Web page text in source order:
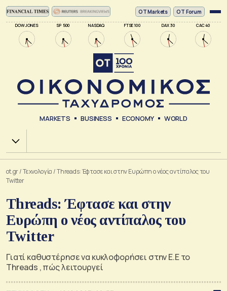
DOW JONES SP 500 NASDAQ FTSE 100 DAX 30 CAC 40
ΟΤ Markets OT Forum
MARKETS BUSINESS ECONOMY WORLD
Χ.Α.
ot.gr/Τεχνολογία /Threads: Έφτασε και στην Ευρώπη ο νέος αντίπαλος του
Twitter
Threads: Έφτασε και στην
Ευρώπη ο νέος αντίπαλος του
Twitter
Γιατί καθυστέρησε να κυκλοφορήσει στην Ε.Ε το
Threads , πώς λειτουργεί